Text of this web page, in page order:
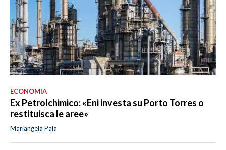
ECONOMIA
Ex Petrolchimico: «Eni investa su Porto Torres o
restituisca le aree»
Mariangela Pala